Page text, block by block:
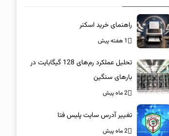
راهنمای خرید اسکنر
1 هفته پیش
تحلیل عملکرد رم‌های 128 گیگابایت در
بارهای سنگین
2 ماه پیش
تغییر آدرس سایت پلیس فتا
2 ماه پیش